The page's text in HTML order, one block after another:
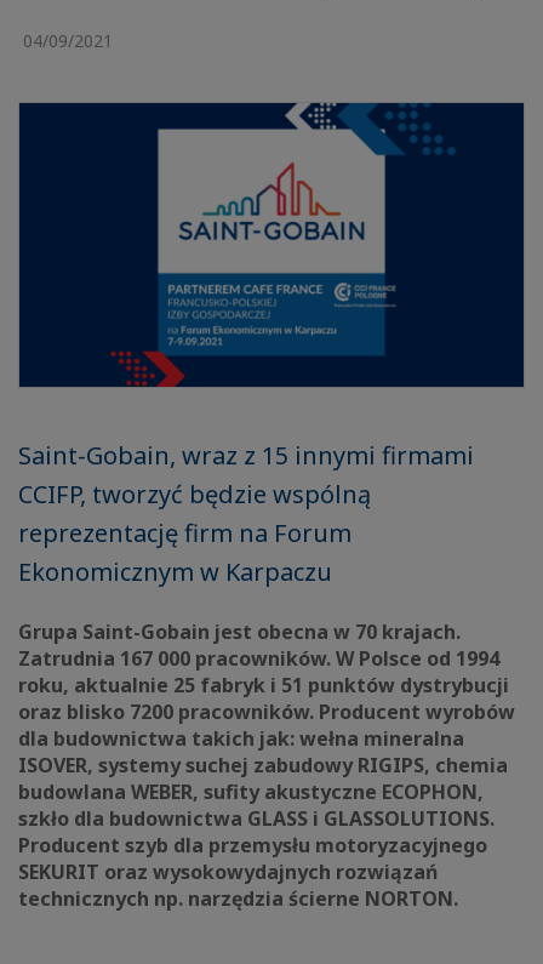
04/09/2021
Saint-Gobain, wraz z 15 innymi firmami
CCIFP, tworzyć będzie wspólną
reprezentację firm na Forum
Ekonomicznym w Karpaczu
Grupa Saint-Gobain jest obecna w 70 krajach.
Zatrudnia 167 000 pracowników. W Polsce od 1994
roku, aktualnie 25 fabryk i 51 punktów dystrybucji
oraz blisko 7200 pracowników. Producent wyrobów
dla budownictwa takich jak: wełna mineralna
ISOVER, systemy suchej zabudowy RIGIPS, chemia
budowlana WEBER, sufity akustyczne ECOPHON,
szkło dla budownictwa GLASS i GLASSOLUTIONS.
Producent szyb dla przemysłu motoryzacyjnego
SEKURIT oraz wysokowydajnych rozwiązań
technicznych np. narzędzia ścierne NORTON.